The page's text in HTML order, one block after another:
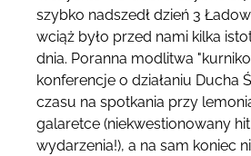
szybko nadszedł dzień 3
wciąż było przed nami kilka
dnia. Poranna modlitwa
konferencje o działaniu Ducha
czasu na spotkania przy
galaretce (niekwestionowany
wydarzenia!), a na sam koniec